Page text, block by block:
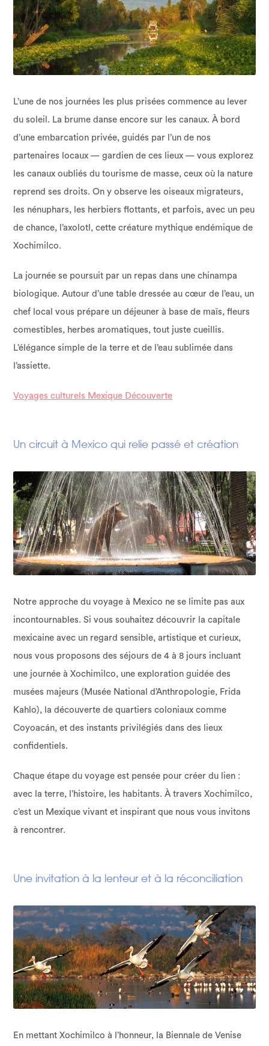
L’une de nos journées les plus prisées commence au lever
du soleil. La brume danse encore sur les canaux. À bord
d’une embarcation privée, guidés par l’un de nos
partenaires locaux — gardien de ces lieux — vous explorez
les canaux oubliés du tourisme de masse, ceux où la nature
reprend ses droits. On y observe les oiseaux migrateurs,
les nénuphars, les herbiers flottants, et parfois, avec un peu
de chance, l’axolotl, cette créature mythique endémique de
Xochimilco.
La journée se poursuit par un repas dans une chinampa
biologique. Autour d’une table dressée au cœur de l’eau, un
chef local vous prépare un déjeuner à base de maïs, fleurs
comestibles, herbes aromatiques, tout juste cueillis.
L’élégance simple de la terre et de l’eau sublimée dans
l’assiette.
Voyages culturels Mexique Découverte
Un circuit à Mexico qui relie passé et création
Notre approche du voyage à Mexico ne se limite pas aux
incontournables. Si vous souhaitez découvrir la capitale
mexicaine avec un regard sensible, artistique et curieux,
nous vous proposons des séjours de 4 à 8 jours incluant
une journée à Xochimilco, une exploration guidée des
musées majeurs (Musée National d’Anthropologie, Frida
Kahlo), la découverte de quartiers coloniaux comme
Coyoacán, et des instants privilégiés dans des lieux
confidentiels.
Chaque étape du voyage est pensée pour créer du lien :
avec la terre, l’histoire, les habitants. À travers Xochimilco,
c’est un Mexique vivant et inspirant que nous vous invitons
à rencontrer.
Une invitation à la lenteur et à la réconciliation
En mettant Xochimilco à l’honneur, la Biennale de Venise